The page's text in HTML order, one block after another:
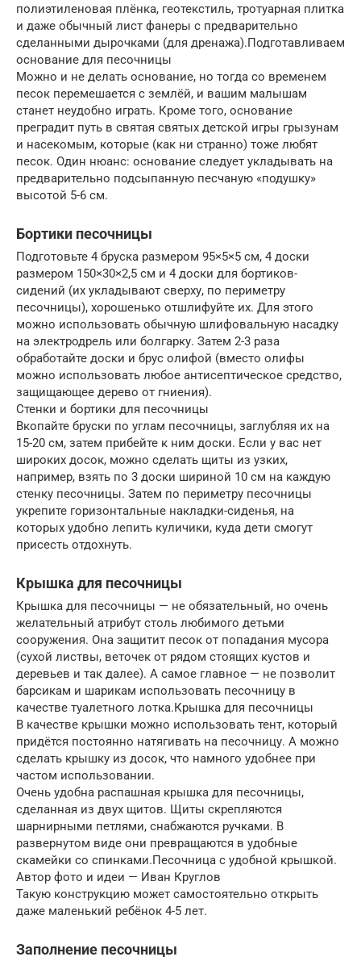
полиэтиленовая плёнка, геотекстиль, тротуарная плитка
и даже обычный лист фанеры с предварительно
сделанными дырочками (для дренажа).Подготавливаем
основание для песочницы
Можно и не делать основание, но тогда со временем
песок перемешается с землёй, и вашим малышам
станет неудобно играть. Кроме того, основание
преградит путь в святая святых детской игры грызунам
и насекомым, которые (как ни странно) тоже любят
песок. Один нюанс: основание следует укладывать на
предварительно подсыпанную песчаную «подушку»
высотой 5-6 см.
Бортики песочницы
Подготовьте 4 бруска размером 95×5×5 см, 4 доски
размером 150×30×2,5 см и 4 доски для бортиков-
сидений (их укладывают сверху, по периметру
песочницы), хорошенько отшлифуйте их. Для этого
можно использовать обычную шлифовальную насадку
на электродрель или болгарку. Затем 2-3 раза
обработайте доски и брус олифой (вместо олифы
можно использовать любое антисептическое средство,
защищающее дерево от гниения).
Стенки и бортики для песочницы
Вкопайте бруски по углам песочницы, заглубляя их на
15-20 см, затем прибейте к ним доски. Если у вас нет
широких досок, можно сделать щиты из узких,
например, взять по 3 доски шириной 10 см на каждую
стенку песочницы. Затем по периметру песочницы
укрепите горизонтальные накладки-сиденья, на
которых удобно лепить куличики, куда дети смогут
присесть отдохнуть.
Крышка для песочницы
Крышка для песочницы — не обязательный, но очень
желательный атрибут столь любимого детьми
сооружения. Она защитит песок от попадания мусора
(сухой листвы, веточек от рядом стоящих кустов и
деревьев и так далее). А самое главное — не позволит
барсикам и шарикам использовать песочницу в
качестве туалетного лотка.Крышка для песочницы
В качестве крышки можно использовать тент, который
придётся постоянно натягивать на песочницу. А можно
сделать крышку из досок, что намного удобнее при
частом использовании.
Очень удобна распашная крышка для песочницы,
сделанная из двух щитов. Щиты скрепляются
шарнирными петлями, снабжаются ручками. В
развернутом виде они превращаются в удобные
скамейки со спинками.Песочница с удобной крышкой.
Автор фото и идеи — Иван Круглов
Такую конструкцию может самостоятельно открыть
даже маленький ребёнок 4-5 лет.
Заполнение песочницы